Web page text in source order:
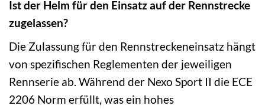
Ist der Helm für den Einsatz auf der Rennstrecke
zugelassen?
Die Zulassung für den Rennstreckeneinsatz hängt
von spezifischen Reglementen der jeweiligen
Rennserie ab. Während der Nexo Sport II die ECE
2206 Norm erfüllt, was ein hohes